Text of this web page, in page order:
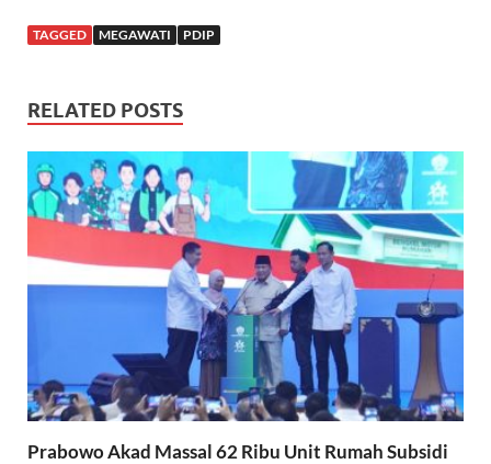
TAGGED MEGAWATI PDIP
RELATED POSTS
Prabowo Akad Massal 62 Ribu Unit Rumah Subsidi